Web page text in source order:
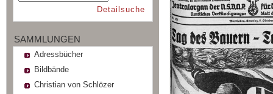
Detailsuche
SAMMLUNGEN
Adressbücher
Bildbände
Christian von Schlözer